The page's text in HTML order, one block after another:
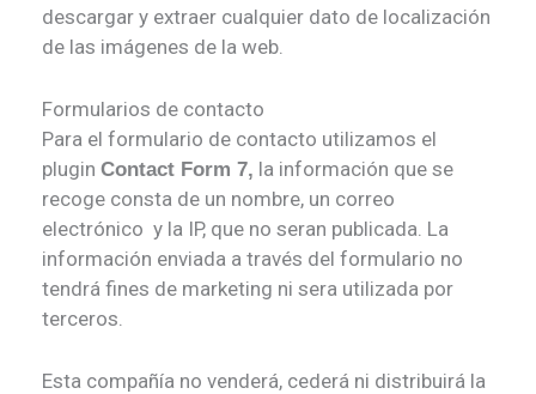
descargar y extraer cualquier dato de localización
de las imágenes de la web.
Formularios de contacto
Para el formulario de contacto utilizamos el
plugin Contact Form 7, la información que se
recoge consta de un nombre, un correo
electrónico y la IP, que no seran publicada. La
información enviada a través del formulario no
tendrá fines de marketing ni sera utilizada por
terceros.
Esta compañía no venderá, cederá ni distribuirá la